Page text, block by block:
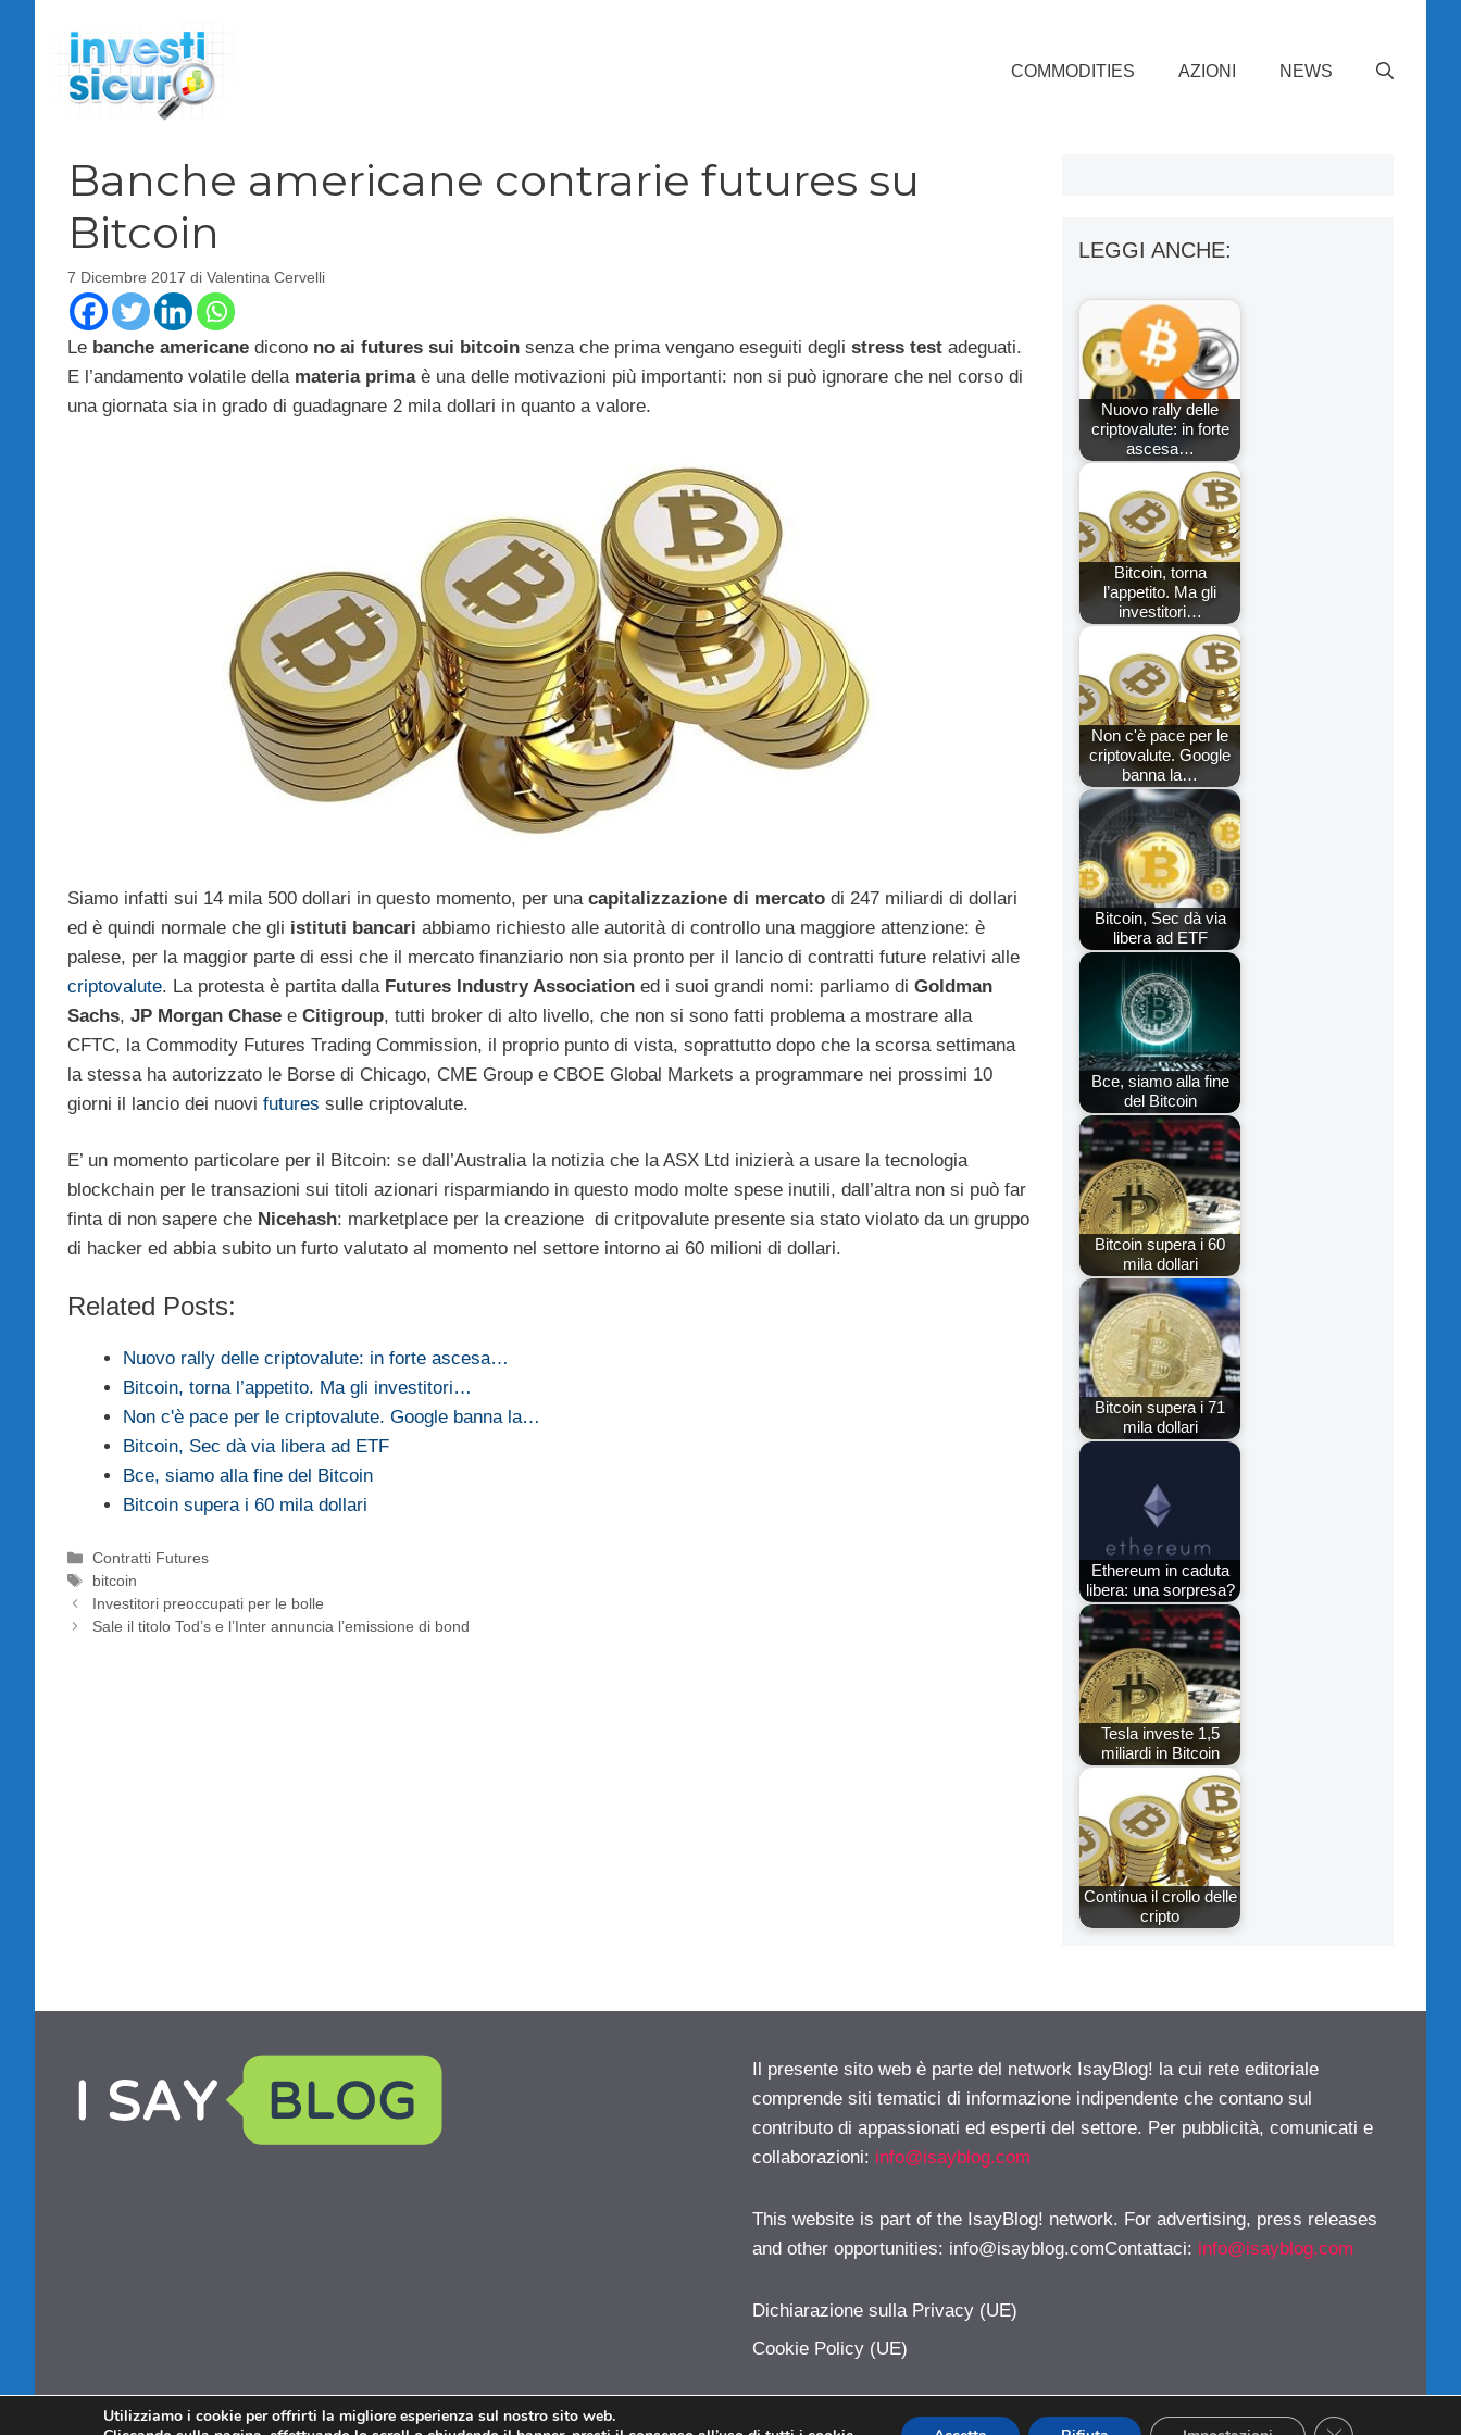
contenuto
COMMODITIES AZIONI NEWS
Banche americane contrarie futures su
Bitcoin
7 Dicembre 2017 di Valentina Cervelli
Le banche americane dicono no ai futures sui bitcoin senza che prima vengano eseguiti degli stress test adeguati.
E l’andamento volatile della materia primaè una delle motivazioni più importanti: non si può ignorare che nel corso di
una giornata sia in grado di guadagnare 2 mila dollari in quanto a valore.
Siamo infatti sui 14 mila 500 dollari in questo momento, per una capitalizzazione di mercato di 247 miliardi di dollari
ed è quindi normale che gli istituti bancari abbiamo richiesto alle autorità di controllo una maggiore attenzione: è
palese, per la maggior parte di essi che il mercato finanziario non sia pronto per il lancio di contratti future relativi alle
criptovalute. La protesta è partita dalla Futures Industry Association ed i suoi grandi nomi: parliamo di Goldman
Sachs, JP Morgan Chase e Citigroup, tutti broker di alto livello, che non si sono fatti problema a mostrare alla
CFTC, la Commodity Futures Trading Commission, il proprio punto di vista, soprattutto dopo che la scorsa settimana
la stessa ha autorizzato le Borse di Chicago, CME Group e CBOE Global Markets a programmare nei prossimi 10
giorni il lancio dei nuovi futures sulle criptovalute.
E’ un momento particolare per il Bitcoin: se dall’Australia la notizia che la ASX Ltd inizierà a usare la tecnologia
blockchain per le transazioni sui titoli azionari risparmiando in questo modo molte spese inutili, dall’altra non si può far
finta di non sapere che Nicehash: marketplace per la creazione di critpovalute presente sia stato violato da un gruppo
di hacker ed abbia subito un furto valutato al momento nel settore intorno ai 60 milioni di dollari.
Related Posts:
Nuovo rally delle criptovalute: in forte ascesa…
Bitcoin, torna l’appetito. Ma gli investitori…
Non c'è pace per le criptovalute. Google banna la…
Bitcoin, Sec dà via libera ad ETF
Bce, siamo alla fine del Bitcoin
Bitcoin supera i 60 mila dollari
Categorie
Contratti Futures
Tag
bitcoin
Investitori preoccupati per le bolle
Sale il titolo Tod’s e l’Inter annuncia l’emissione di bond
LEGGI ANCHE:
Nuovo rally delle
criptovalute: in forte
ascesa…
Bitcoin, torna
l’appetito. Ma gli
investitori…
Non c'è pace per le
criptovalute. Google
banna la…
Bitcoin, Sec dà via
libera ad ETF
Bce, siamo alla fine
del Bitcoin
Bitcoin supera i 60
mila dollari
Bitcoin supera i 71
mila dollari
Ethereum in caduta
libera: una sorpresa?
Tesla investe 1,5
miliardi in Bitcoin
Continua il crollo delle
cripto
Il presente sito web è parte del network IsayBlog! la cui rete editoriale
comprende siti tematici di informazione indipendente che contano sul
contributo di appassionati ed esperti del settore. Per pubblicità, comunicati e
collaborazioni: info@isayblog.com
This website is part of the IsayBlog! network. For advertising, press releases
and other opportunities: info@isayblog.comContattaci: info@isayblog.com
Dichiarazione sulla Privacy (UE)
Cookie Policy (UE)
Utilizziamo i cookie per offrirti la migliore esperienza sul nostro sito web.
CLOSE GDPR